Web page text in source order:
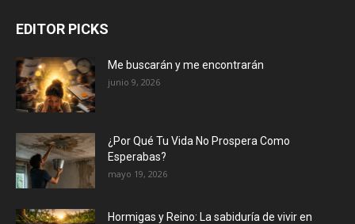
EDITOR PICKS
Me buscarán y me encontrarán
junio 9, 2026
¿Por Qué Tu Vida No Prospera Como
Esperabas?
mayo 19, 2026
Hormigas y Reino: La sabiduría de vivir en